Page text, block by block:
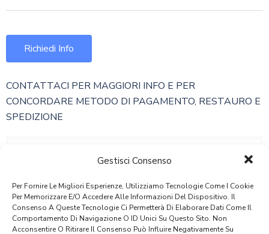
Gestisci Consenso
Per Fornire Le Migliori Esperienze, Utilizziamo Tecnologie Come I Cookie
Per Memorizzare E/o Accedere Alle Informazioni Del Dispositivo. Il
Consenso A Queste Tecnologie Ci Permetterà Di Elaborare Dati Come Il
Comportamento Di Navigazione O ID Unici Su Questo Sito. Non
Acconsentire O Ritirare Il Consenso Può Influire Negativamente Su
Richiedi Info
CONTATTACI PER MAGGIORI INFO E PER
CONCORDARE METODO DI PAGAMENTO, RESTAURO E
SPEDIZIONE
Dimensioni
220 × 80 × 220 Cm